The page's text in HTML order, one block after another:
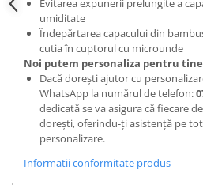
Evitarea expunerii prelungite a
umiditate
Îndepărtarea capacului din
cutia în cuptorul cu microunde
Noi putem personaliza pentru
Dacă dorești ajutor cu
WhatsApp la numărul de telefon:
dedicată se va asigura că fiecare
dorești, oferindu-ți asistență pe
personalizare.
Informatii conformitate produs